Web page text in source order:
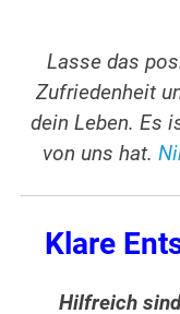
Lasse das
Zufriedenheit
dein Leben. Es
von uns hat.
Klare
Hilfreich